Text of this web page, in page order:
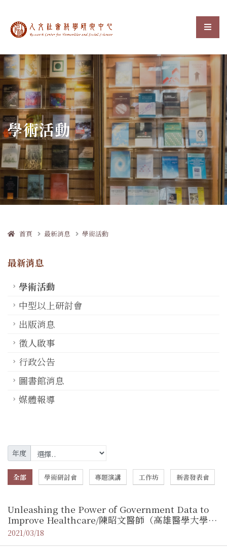
中央研究院人文社會科選
:::
學術活動
首頁 最新消息 學術活動
最新消息
學術活動
中型以上研討會
出版消息
徵人啟事
行政公告
圖書館消息
媒體報導
年度
全部 學術研討會 專題演講 工作坊 新書發表會
Unleashing the Power of Government Data to
Improve Healthcare/陳昭文醫師（高雄醫學大學附
設醫院外傷科主任）【地理資訊科學研究專題中心】
2021/03/18